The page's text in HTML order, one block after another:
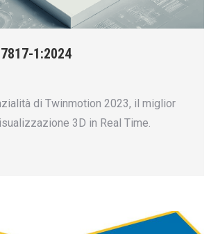
7817-1:2024
di Twinmotion 2023, il miglior
3D in Real Time.